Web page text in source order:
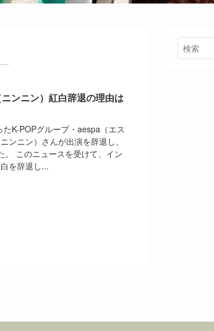
ンニン）紅白辞退の理由は
K-POPグループ・aespa（エス
ンニン）さんが出演を辞退し、
。 このニュースを受けて、イン
を辞退し...